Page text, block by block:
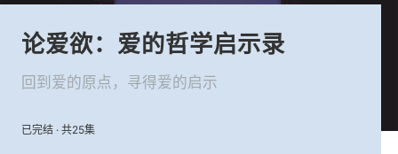
论爱欲：爱的哲学启示录
回到爱的原点，寻得爱的启示
已完结 · 共25集